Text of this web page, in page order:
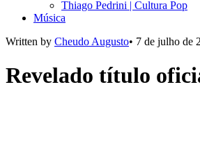
Thiago Pedrini | Cultura Pop
Música
Written by Cheudo Augusto• 7 de julho de
Revelado título